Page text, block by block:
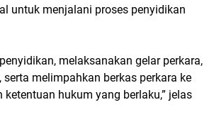
untuk menjalani proses penyidikan
melaksanakan gelar perkara,
melimpahkan berkas perkara ke
hukum yang berlaku,” jelas